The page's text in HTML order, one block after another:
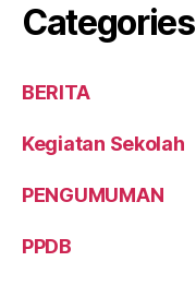
Categories
BERITA
Kegiatan Sekolah
PENGUMUMAN
PPDB